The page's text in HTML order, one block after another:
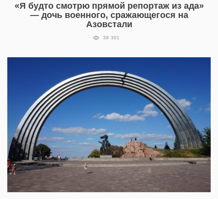
«Я будто смотрю прямой репортаж из ада»
— дочь военного, сражающегося на
Азовстали
39 301